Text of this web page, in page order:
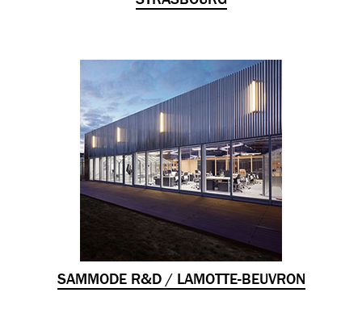
SAMMODE R&D / LAMOTTE-BEUVRON